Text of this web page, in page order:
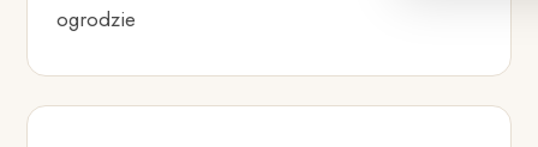
ogrodzie